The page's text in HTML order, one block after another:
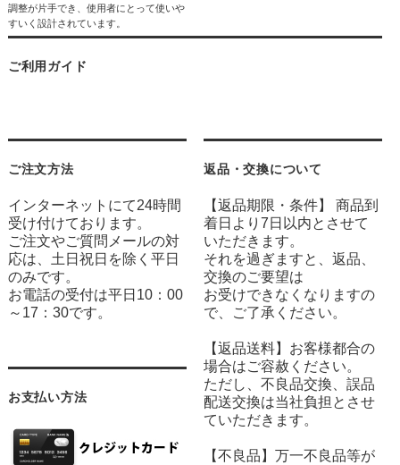
調整が片手でき、使用者にとって使いや
すいく設計されています。
ご利用ガイド
ご注文方法
インターネットにて24時間
受け付けております。
ご注文やご質問メールの対
応は、土日祝日を除く平日
のみです。
お電話の受付は平日10：00
～17：30です。
お支払い方法
返品・交換について
【返品期限・条件】 商品到
着日より7日以内とさせて
いただきます。
それを過ぎますと、返品、
交換のご要望は
お受けできなくなりますの
で、ご了承ください。
【返品送料】お客様都合の
場合はご容赦ください。
ただし、不良品交換、誤品
配送交換は当社負担とさせ
ていただきます。
【不良品】万一不良品等が